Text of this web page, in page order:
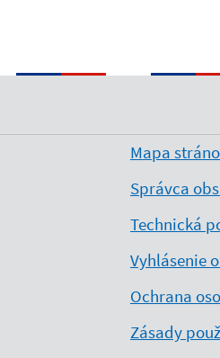
Mapa
Správca
Technická
Vyhlásenie
Ochrana
Zásady